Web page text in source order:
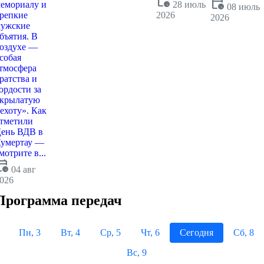
и
В
—
и
за
Как
ВДВ в
—
в...
04 авг
28 июль
2026
08 июль
2026
передач
Пн, 3 Вт, 4 Ср, 5 Чт, 6 Сегодня
Сб, 8
Вс, 9